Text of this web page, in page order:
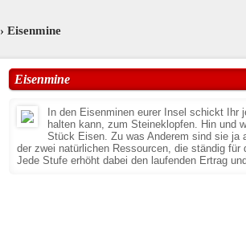
› Eisenmine
Eisenmine
In den Eisenminen eurer Insel schickt
halten kann, zum Steineklopfen. Hin und
Stück Eisen. Zu was Anderem sind sie ja
der zwei natürlichen Ressourcen, die ständig
Jede Stufe erhöht dabei den laufenden Ertrag